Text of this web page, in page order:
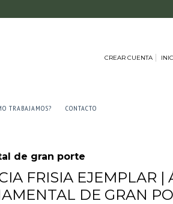
CREAR CUENTA
TRABAJAMOS? CONTACTO
de gran porte
FRISIA EJEMPLAR |
DE GRAN